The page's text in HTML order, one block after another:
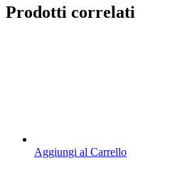
Prodotti correlati
Aggiungi al Carrello